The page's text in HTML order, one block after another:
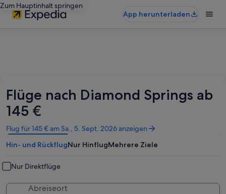
Zum Hauptinhalt springen
App herunterladen
Flüge nach Diamond Springs ab
145 €
Flug für 145 € am Sa., 5. Sept. 2026 anzeigen
Wird
in
einem
Fenster
geöffnet
Hin- und RückflugNur HinflugMehrere Ziele
Nur Direktflüge
Abreiseort